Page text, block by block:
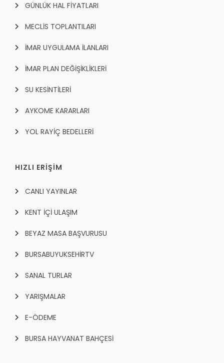
GÜNLÜK HAL FİYATLARI
MECLİS TOPLANTILARI
İMAR UYGULAMA İLANLARI
İMAR PLAN DEĞİŞİKLİKLERİ
SU KESİNTİLERİ
AYKOME KARARLARI
YOL RAYİÇ BEDELLERİ
HIZLI ERİŞİM
CANLI YAYINLAR
KENT İÇI ULAŞIM
BEYAZ MASA BAŞVURUSU
BURSABUYUKSEHIRTV
SANAL TURLAR
YARIŞMALAR
E-ÖDEME
BURSA HAYVANAT BAHÇESİ